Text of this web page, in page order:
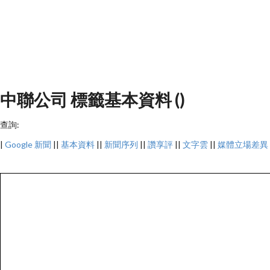
中聯公司 標籤基本資料 ()
查詢:
| Google 新聞 || 基本資料 || 新聞序列 || 讚享評 || 文字雲 || 媒體立場差異